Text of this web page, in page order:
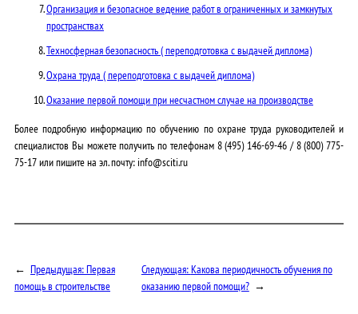
Организация и безопасное ведение работ в ограниченных и замкнутых
пространствах
Техносферная безопасность ( переподготовка с выдачей диплома)
Охрана труда ( переподготовка с выдачей диплома)
Оказание первой помощи при несчастном случае на производстве
Более подробную информацию по обучению по охране труда руководителей и
специалистов Вы можете получить по телефонам 8 (495) 146-69-46 /8 (800) 775-
75-17или пишите на эл. почту: info@sciti.ru
← Предыдущая:Первая
помощь в строительстве
Следующая:Какова периодичность обучения по
оказанию первой помощи? →